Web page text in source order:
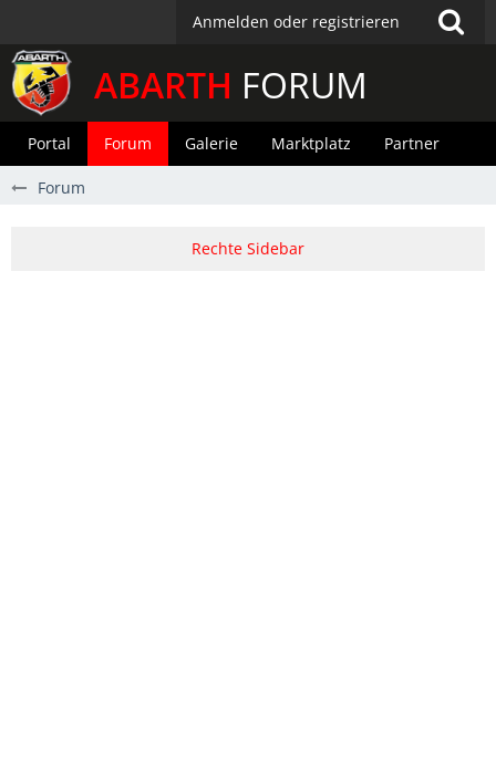
Anmelden oder registrieren
ABARTH FORUM
Portal Forum Galerie Marktplatz Partner
Forum